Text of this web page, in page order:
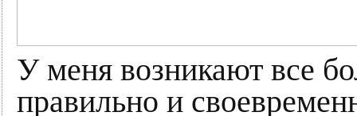
У меня возникают все
правильно и